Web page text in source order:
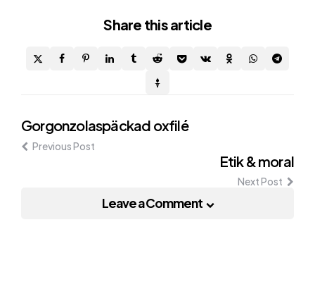
Share this article
Post
navigation
Gorgonzolaspäckad oxfilé
Previous Post
Etik & moral
Next Post
Leave a Comment